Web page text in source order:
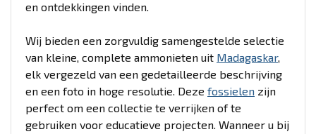
en ontdekkingen vinden.
Wij bieden een zorgvuldig samengestelde selectie
van kleine, complete ammonieten uit Madagaskar,
elk vergezeld van een gedetailleerde beschrijving
en een foto in hoge resolutie. Deze fossielen zijn
perfect om een collectie te verrijken of te
gebruiken voor educatieve projecten. Wanneer u bij